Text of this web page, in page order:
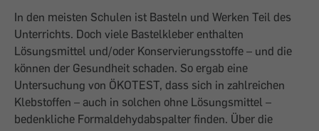
In den meisten Schulen ist Basteln und Werken Teil des
Unterrichts. Doch viele Bastelkleber enthalten
Lösungsmittel und/oder Konservierungsstoffe – und die
können der Gesundheit schaden. So ergab eine
Untersuchung von ÖKOTEST, dass sich in zahlreichen
Klebstoffen – auch in solchen ohne Lösungsmittel –
bedenkliche Formaldehydabspalter finden. Über die